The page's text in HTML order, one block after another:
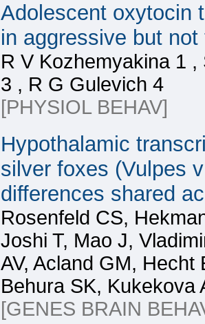
Adolescent oxytocin
in aggressive but
R V Kozhemyakina 1
3 , R G Gulevich 4
[PHYSIOL BEHAV]
Hypothalamic
silver foxes (Vulpes
differences shared
Rosenfeld CS,
Joshi T, Mao J,
AV, Acland GM, Hecht
Behura SK, Kukekova
[GENES BRAIN